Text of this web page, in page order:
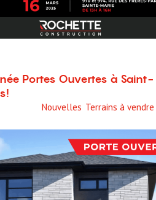
Portes Ouvertes à Saint-
Nouvelles Terrains à vendre